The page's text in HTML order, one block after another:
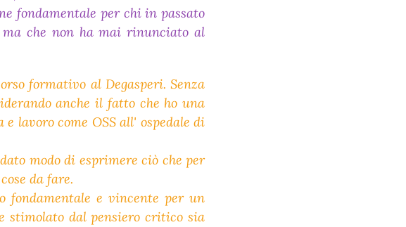
fondamentale per chi in passato
ma che non ha mai rinunciato al
formativo al Degasperi. Senza
anche il fatto che ho una
lavoro come OSS all' ospedale di
modo di esprimere ciò che per
da fare.
e vincente per un
stimolato dal pensiero critico sia